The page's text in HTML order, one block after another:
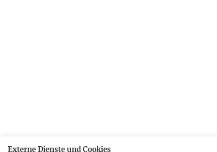
Externe Dienste und Cookies